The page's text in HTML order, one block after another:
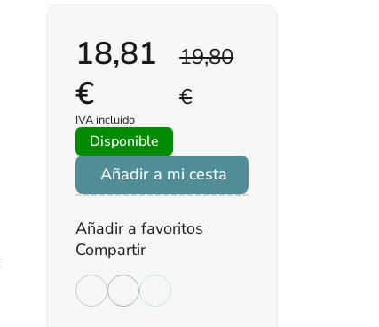
19,80
€
18,81
€
IVA incluido
Disponible
Añadir a mi cesta
Añadir a favoritos
Compartir